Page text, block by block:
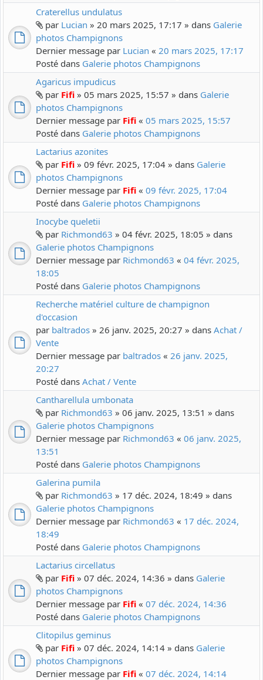
Craterellus undulatus
par Lucian » 20 mars 2025, 17:17 » dans Galerie
photos Champignons
Dernier message par Lucian « 20 mars 2025, 17:17
Posté dans Galerie photos Champignons
Agaricus impudicus
par Fifi » 05 mars 2025, 15:57 » dans Galerie
photos Champignons
Dernier message par Fifi « 05 mars 2025, 15:57
Posté dans Galerie photos Champignons
Lactarius azonites
par Fifi » 09 févr. 2025, 17:04 » dans Galerie
photos Champignons
Dernier message par Fifi « 09 févr. 2025, 17:04
Posté dans Galerie photos Champignons
Inocybe queletii
par Richmond63 » 04 févr. 2025, 18:05 » dans
Galerie photos Champignons
Dernier message par Richmond63 « 04 févr. 2025,
18:05
Posté dans Galerie photos Champignons
Recherche matériel culture de champignon
d'occasion
par baltrados » 26 janv. 2025, 20:27 » dans Achat /
Vente
Dernier message par baltrados « 26 janv. 2025,
20:27
Posté dans Achat / Vente
Cantharellula umbonata
par Richmond63 » 06 janv. 2025, 13:51 » dans
Galerie photos Champignons
Dernier message par Richmond63 « 06 janv. 2025,
13:51
Posté dans Galerie photos Champignons
Galerina pumila
par Richmond63 » 17 déc. 2024, 18:49 » dans
Galerie photos Champignons
Dernier message par Richmond63 « 17 déc. 2024,
18:49
Posté dans Galerie photos Champignons
Lactarius circellatus
par Fifi » 07 déc. 2024, 14:36 » dans Galerie
photos Champignons
Dernier message par Fifi « 07 déc. 2024, 14:36
Posté dans Galerie photos Champignons
Clitopilus geminus
par Fifi » 07 déc. 2024, 14:14 » dans Galerie
photos Champignons
Dernier message par Fifi « 07 déc. 2024, 14:14